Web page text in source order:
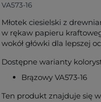
VA573-16
Młotek ciesielski z
w rękaw papieru
wokół główki dla lepszej
Dostępne warianty
Brązowy VA573-16
Ten produkt znajduje się